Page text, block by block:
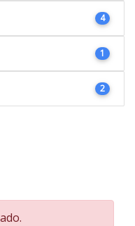
4
1
2